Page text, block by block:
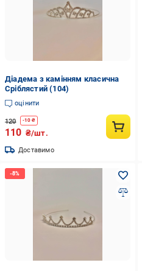
Діадема з камінням класична
Сріблястий (104)
оцінити
120 -10 ₴
110 ₴/шт.
Доставимо